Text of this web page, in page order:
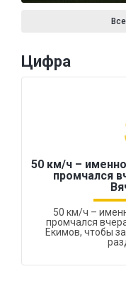
Цифра
50 км/ч –
промчался
50 км/ч –
промчался
Екимов, чтобы